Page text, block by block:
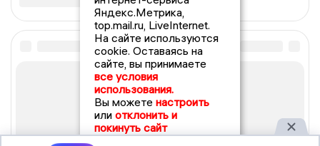
Яндекс.Метрика,
top.mail.ru, LiveInternet.
На сайте используются
cookie. Оставаясь на
сайте, вы принимаете
все условия
использования.
Вы можете настроить
или отклонить и
покинуть сайт